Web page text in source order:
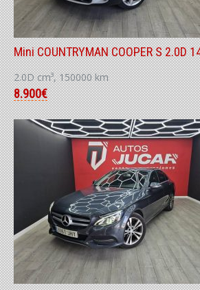
Mini COUNTRYMAN COOPER S 2.0D
2.0D cm³, 150000 km
8.900€